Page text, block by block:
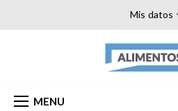
Mis datos
MENU